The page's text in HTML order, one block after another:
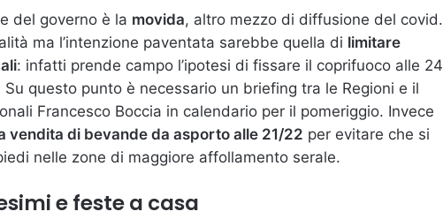
del governo è la movida, altro mezzo di diffusione del covid.
ma l’intenzione paventata sarebbe quella di limitare
: infatti prende campo l’ipotesi di fissare il coprifuoco alle 24
questo punto è necessario un briefing tra le Regioni e il
Francesco Boccia in calendario per il pomeriggio. Invece
vendita di bevande da asporto alle 21/22 per evitare che si
nelle zone di maggiore affollamento serale.
e feste a casa